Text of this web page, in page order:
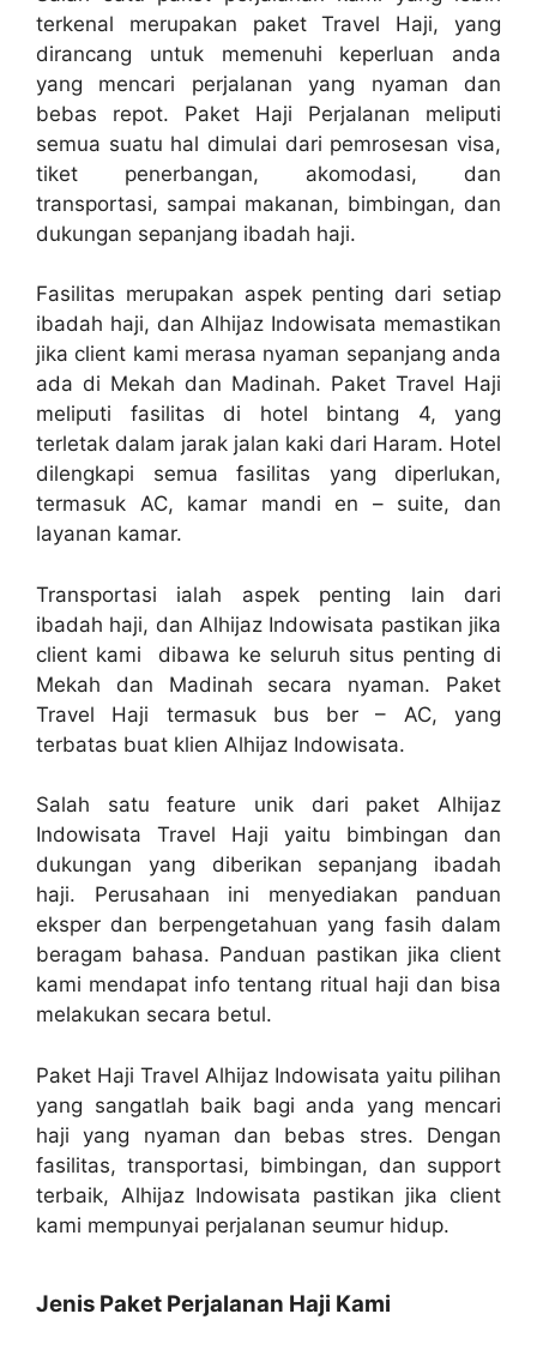
terkenal merupakan paket Travel Haji, yang
dirancang untuk memenuhi keperluan anda
yang mencari perjalanan yang nyaman dan
bebas repot. Paket Haji Perjalanan meliputi
semua suatu hal dimulai dari pemrosesan visa,
tiket penerbangan, akomodasi, dan
transportasi, sampai makanan, bimbingan, dan
dukungan sepanjang ibadah haji.
Fasilitas merupakan aspek penting dari setiap
ibadah haji, dan Alhijaz Indowisata memastikan
jika client kami merasa nyaman sepanjang anda
ada di Mekah dan Madinah. Paket Travel Haji
meliputi fasilitas di hotel bintang 4, yang
terletak dalam jarak jalan kaki dari Haram. Hotel
dilengkapi semua fasilitas yang diperlukan,
termasuk AC, kamar mandi en – suite, dan
layanan kamar.
Transportasi ialah aspek penting lain dari
ibadah haji, dan Alhijaz Indowisata pastikan jika
client kami dibawa ke seluruh situs penting di
Mekah dan Madinah secara nyaman. Paket
Travel Haji termasuk bus ber – AC, yang
terbatas buat klien Alhijaz Indowisata.
Salah satu feature unik dari paket Alhijaz
Indowisata Travel Haji yaitu bimbingan dan
dukungan yang diberikan sepanjang ibadah
haji. Perusahaan ini menyediakan panduan
eksper dan berpengetahuan yang fasih dalam
beragam bahasa. Panduan pastikan jika client
kami mendapat info tentang ritual haji dan bisa
melakukan secara betul.
Paket Haji Travel Alhijaz Indowisata yaitu pilihan
yang sangatlah baik bagi anda yang mencari
haji yang nyaman dan bebas stres. Dengan
fasilitas, transportasi, bimbingan, dan support
terbaik, Alhijaz Indowisata pastikan jika client
kami mempunyai perjalanan seumur hidup.
Jenis Paket Perjalanan Haji Kami